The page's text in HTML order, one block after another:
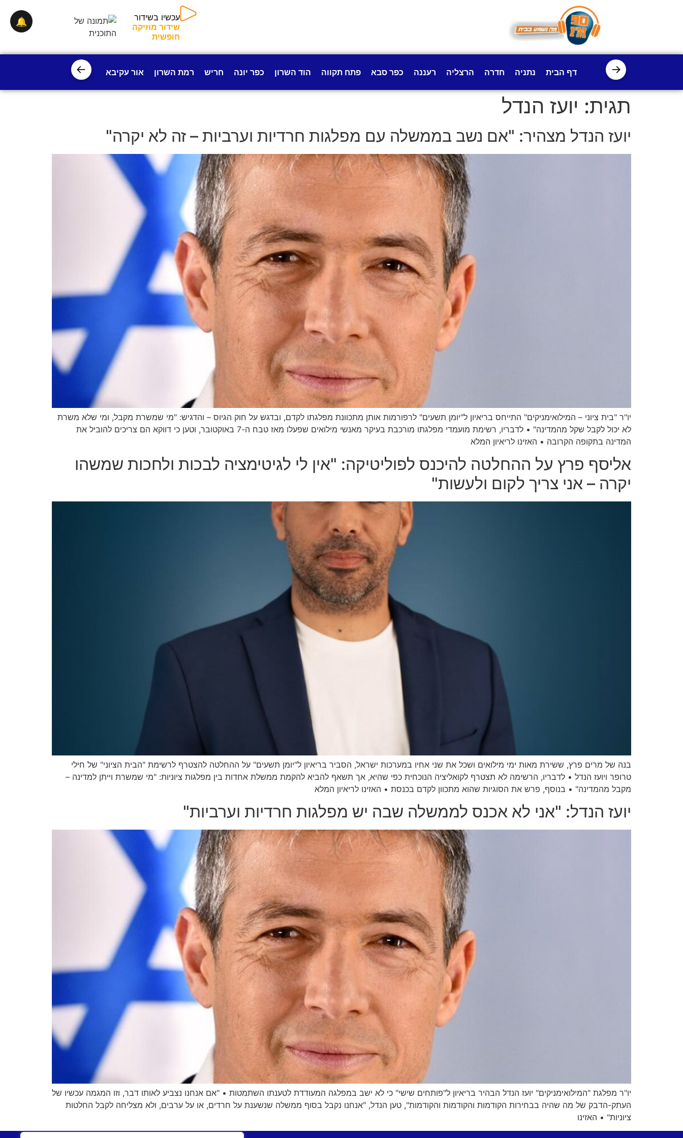
עכשיו בשידור
שידור מוזיקה חופשית
→ דף הבית נתניה חדרה הרצליה רעננה כפר סבא פתח תקווה הוד השרון כפר יונה חריש רמת השרון אור עקיבא פרדס חנה
←
תגית: יועז הנדל
יועז הנדל מצהיר: "אם נשב בממשלה עם מפלגות חרדיות וערביות – זה לא יקרה"
יו"ר "בית ציוני – המילואימניקים" התייחס בריאיון ל"יומן תשעים" לרפורמות אותן מתכוונת מפלגתו לקדם, ובדגש על חוק הגיוס – והדגיש: "מי שמשרת מקבל, ומי שלא משרת
לא יכול לקבל שקל מהמדינה" • לדבריו, רשימת מועמדי מפלגתו מורכבת בעיקר מאנשי מילואים שפעלו מאז טבח ה-7 באוקטובר, וטען כי דווקא הם צריכים להוביל את
המדינה בתקופה הקרובה • האזינו לריאיון המלא
אליסף פרץ על ההחלטה להיכנס לפוליטיקה: "אין לי לגיטימציה לבכות ולחכות שמשהו
יקרה – אני צריך לקום ולעשות"
בנה של מרים פרץ, ששירת מאות ימי מילואים ושכל את שני אחיו במערכות ישראל, הסביר בריאיון ל"יומן תשעים" על ההחלטה להצטרף לרשימת "הבית הציוני" של חילי
טרופר ויועז הנדל • לדבריו, הרשימה לא תצטרף לקואליציה הנוכחית כפי שהיא, אך תשאף להביא להקמת ממשלת אחדות בין מפלגות ציוניות: "מי שמשרת וייתן למדינה –
מקבל מהמדינה" • בנוסף, פרש את הסוגיות שהוא מתכוון לקדם בכנסת • האזינו לריאיון המלא
יועז הנדל: "אני לא אכנס לממשלה שבה יש מפלגות חרדיות וערביות"
יו"ר מפלגת "המילואימניקים" יועז הנדל הבהיר בריאיון ל"פותחים שישי" כי לא ישב במפלגה המעודדת לטענתו השתמטות • "אם אנחנו נצביע לאותו דבר, וזו המגמה עכשיו של
העתק-הדבק של מה שהיה בבחירות הקודמות והקודמות והקודמות", טען הנדל, "אנחנו נקבל בסוף ממשלה שנשענת על חרדים, או על ערבים, ולא מצליחה לקבל החלטות
ציוניות" • האזינו
🔔